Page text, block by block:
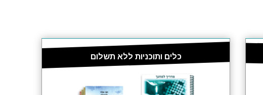
כלים ותוכניות ללא תשלום